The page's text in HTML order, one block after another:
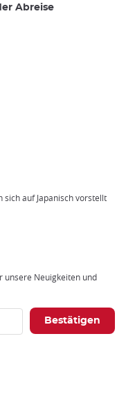
Abreise
sich auf Japanisch vorstellt
unsere Neuigkeiten und